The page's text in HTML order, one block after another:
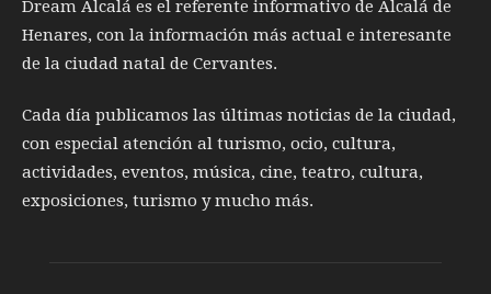
Dream Alcalá es el referente informativo de Alcalá de
Henares, con la información más actual e interesante
de la ciudad natal de Cervantes.
Cada día publicamos las últimas noticias de la ciudad,
con especial atención al turismo, ocio, cultura,
actividades, eventos, música, cine, teatro, cultura,
exposiciones, turismo y mucho más.